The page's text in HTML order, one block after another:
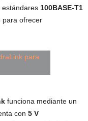
estándares 100BASE-T1
para ofrecer
funciona mediante un
con 5 V